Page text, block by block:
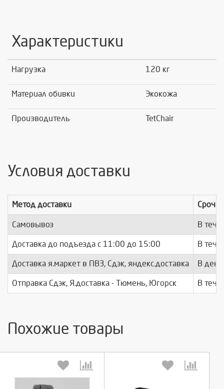
Характеристики
Нагрузка 120 кг
Материал обивки Экокожа
Производитель TetChair
Условия доставки
Метод доставки
Самовывоз В
Доставка до подъезда c 11:00 до 15:00 В
Доставка я.маркет в ПВЗ, Сдэк, яндекс.доставка В день
Отправка Сдэк, Я.доставка - Тюмень, Югорск В
Похожие товары